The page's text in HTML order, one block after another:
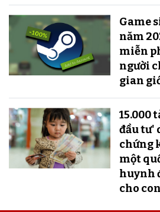
Game
năm
miễn
người
gian
15.000
đầu tư'
chứng
một
huynh
cho